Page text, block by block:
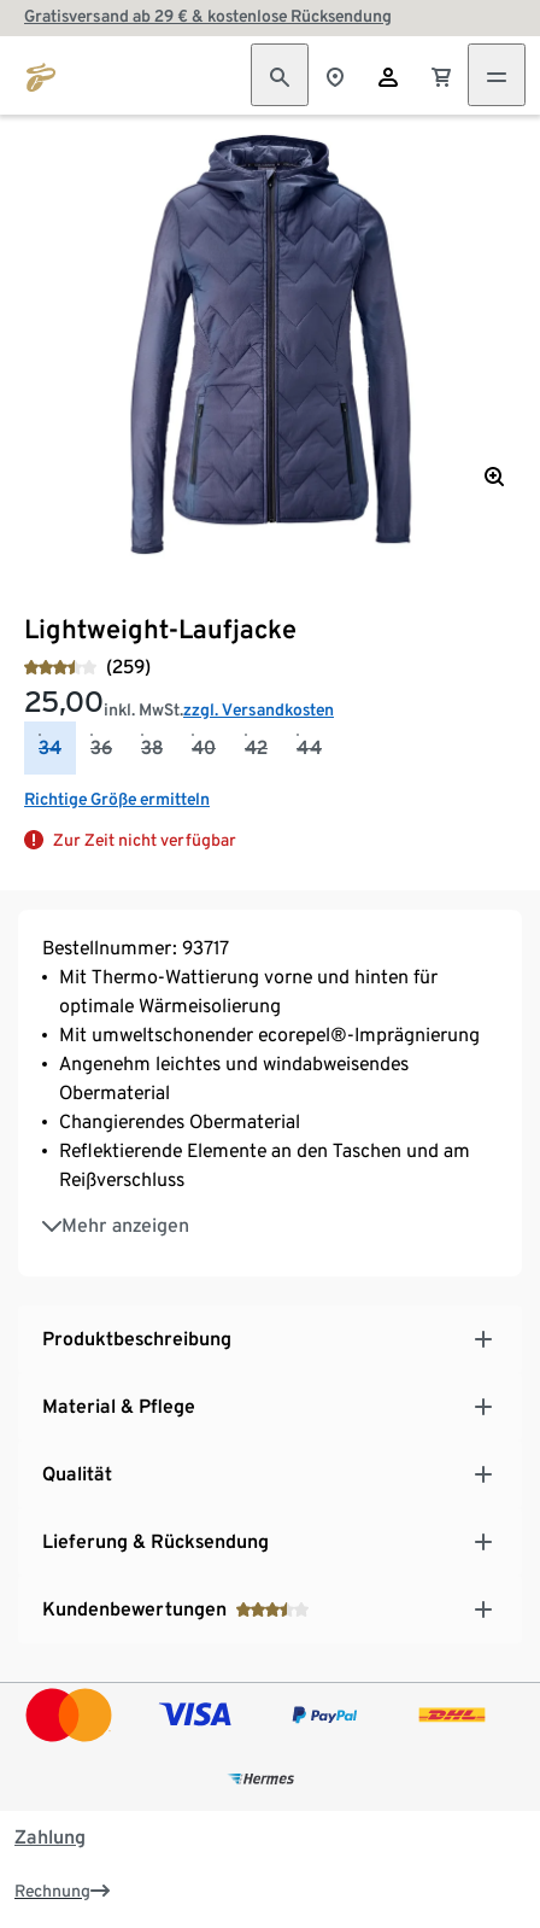
Gratisversand ab 29 € & kostenlose Rücksendung
Lightweight-Laufjacke
(259)
25,00inkl. MwSt.zzgl. Versandkosten
34 36 38 40 42 44
Richtige Größe ermitteln
Zur Zeit nicht verfügbar
Bestellnummer: 93717
Mit Thermo-Wattierung vorne und hinten für
optimale Wärmeisolierung
Mit umweltschonender ecorepel®-Imprägnierung
Angenehm leichtes und windabweisendes
Obermaterial
Changierendes Obermaterial
Reflektierende Elemente an den Taschen und am
Reißverschluss
Mehr anzeigen
Kapuze und Reißverschluss mit Kinnschutz
Verlängerte Rückenpartie
Produktbeschreibung
Material & Pflege
Qualität
Lieferung & Rücksendung
Kundenbewertungen
Zahlung
Rechnung